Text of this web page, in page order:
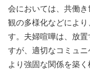
会においては、共働
観の多様化などによ
す。夫婦喧嘩は、放
すが、適切なコミュニ
より強固な関係を築く